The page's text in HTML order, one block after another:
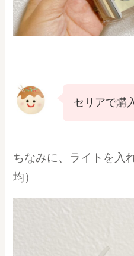
セリアで購
ちなみに、ライトを入
均）